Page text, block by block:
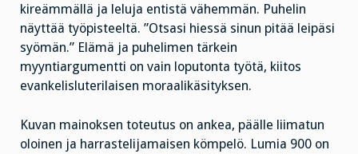
kireämmällä ja leluja entistä vähemmän. Puhelin
näyttää työpisteeltä. ”Otsasi hiessä sinun pitää leipäsi
syömän.” Elämä ja puhelimen tärkein
myyntiargumentti on vain loputonta työtä, kiitos
evankelisluterilaisen moraalikäsityksen.
Kuvan mainoksen toteutus on ankea, päälle liimatun
oloinen ja harrastelijamaisen kömpelö. Lumia 900 on